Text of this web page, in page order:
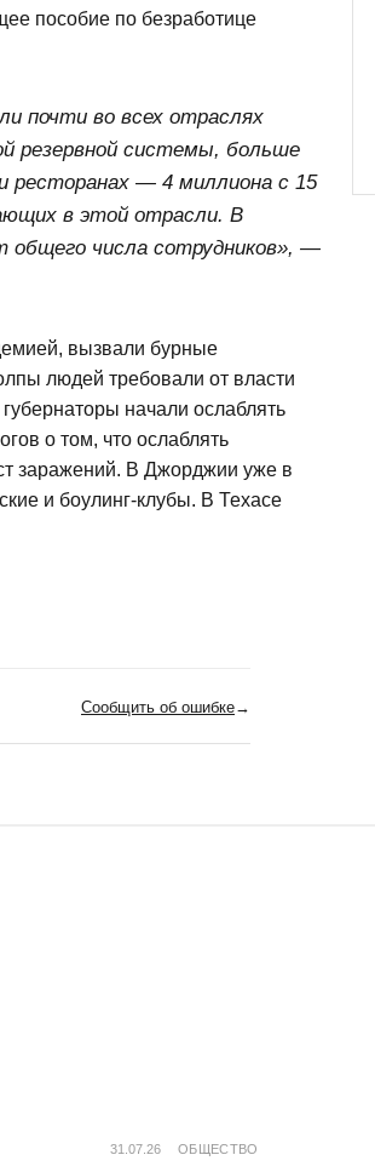
пособие по безработице
почти во всех отраслях
резервной системы, больше
ресторанах — 4 миллиона с 15
в этой отрасли. В
числа сотрудников», —
вызвали бурные
людей требовали от власти
начали ослаблять
о том, что ослаблять
заражений. В Джорджии уже в
и боулинг-клубы. В Техасе
Сообщить об ошибке→
31.07.26 ОБЩЕСТВО